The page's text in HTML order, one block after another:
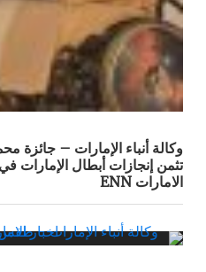
وكالة أنباء الإمارات – جائزة
تثمن إنجازات أبطال الإمارات
الامارات ENN